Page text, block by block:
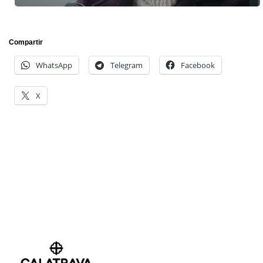
Compartir
WhatsApp Telegram Facebook
X